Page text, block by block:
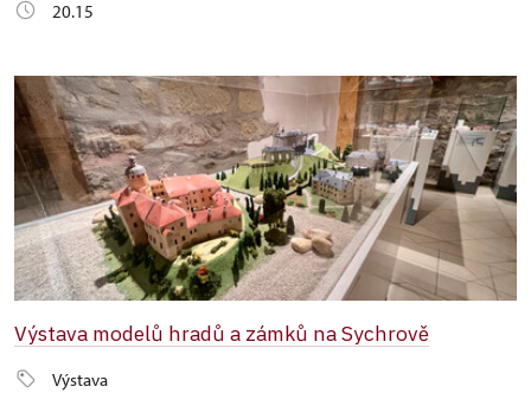
20.15
Výstava modelů hradů a zámků na Sychrově
Výstava